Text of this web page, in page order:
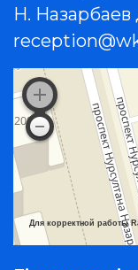
Н. Назарбаев
Для корректной работы